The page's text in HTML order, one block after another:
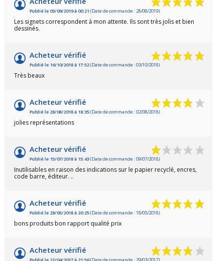
Publié le 03/09/2019 à 00:21 (Date de commande : 28/08/2019)
Les signets correspondent à mon attente. Ils sont très jolis et bien
dessinés.
Acheteur vérifié
Publié le 16/10/2018 à 17:52(Date de commande : 03/10/2018)
Très beaux
Acheteur vérifié
Publié le 28/08/2018 à 18:35(Date de commande : 02/08/2018)
jolies représentations
Acheteur vérifié
Publié le 15/07/2018 à 15:43(Date de commande : 09/07/2018)
Inutilisables en raison des indications sur le papier recyclé, encres,
code barre, éditeur. ..
Acheteur vérifié
Publié le 28/05/2018 à 20:25(Date de commande : 18/05/2018)
bons produits bon rapport qualité prix
Acheteur vérifié
Publié le 21/04/2017 à 21:56(Date de commande : 29/03/2017)